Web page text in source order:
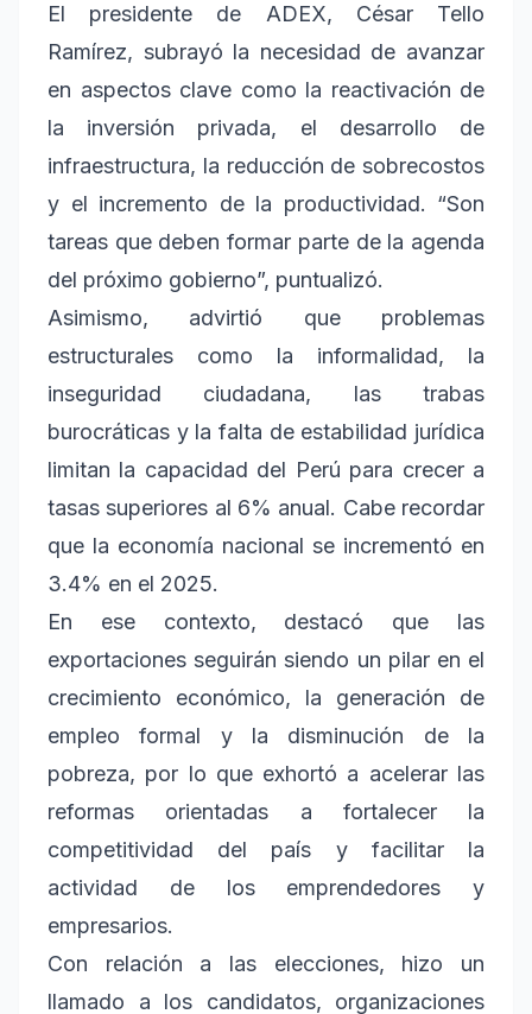
El presidente de ADEX, César Tello
Ramírez, subrayó la necesidad de avanzar
en aspectos clave como la reactivación de
la inversión privada, el desarrollo de
infraestructura, la reducción de sobrecostos
y el incremento de la productividad. “Son
tareas que deben formar parte de la agenda
del próximo gobierno”, puntualizó.
Asimismo, advirtió que problemas
estructurales como la informalidad, la
inseguridad ciudadana, las trabas
burocráticas y la falta de estabilidad jurídica
limitan la capacidad del Perú para crecer a
tasas superiores al 6% anual. Cabe recordar
que la economía nacional se incrementó en
3.4% en el 2025.
En ese contexto, destacó que las
exportaciones seguirán siendo un pilar en el
crecimiento económico, la generación de
empleo formal y la disminución de la
pobreza, por lo que exhortó a acelerar las
reformas orientadas a fortalecer la
competitividad del país y facilitar la
actividad de los emprendedores y
empresarios.
Con relación a las elecciones, hizo un
llamado a los candidatos, organizaciones